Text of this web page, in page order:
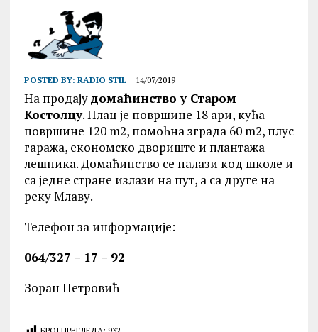
POSTED BY: RADIO STIL 14/07/2019
На продајудомаћинство у Старом
Костолцу. Плац је површине 18 ари, кућа
површине 120 m2, помоћна зграда 60 m2, плус
гаража, економско двориште и плантажа
лешника. Домаћинство се налази код школе и
са једне стране излази на пут, а са друге на
реку Млаву.
Телефон за информације:
064/327 – 17 – 92
Зоран Петровић